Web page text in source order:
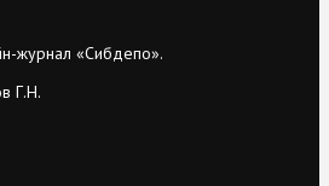
журнал «Сибдепо».
Г.Н.